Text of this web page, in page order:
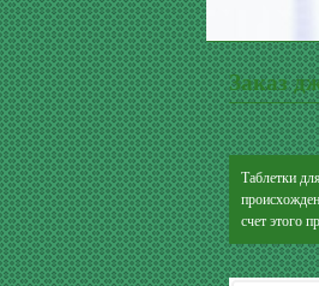
Заказ
Таблетки
счет этого